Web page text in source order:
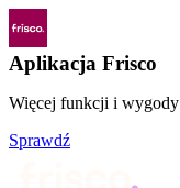
Aplikacja Frisco
Więcej funkcji i wygody
Sprawdź